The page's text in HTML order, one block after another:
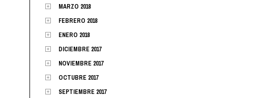
MARZO 2018
FEBRERO 2018
ENERO 2018
DICIEMBRE 2017
NOVIEMBRE 2017
OCTUBRE 2017
SEPTIEMBRE 2017